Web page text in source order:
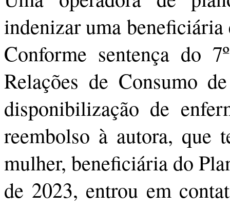
indenizar uma
Conforme sentença do
Relações de Consumo
disponibilização de
reembolso à autora, que
mulher, beneficiária do
de 2023, entrou em